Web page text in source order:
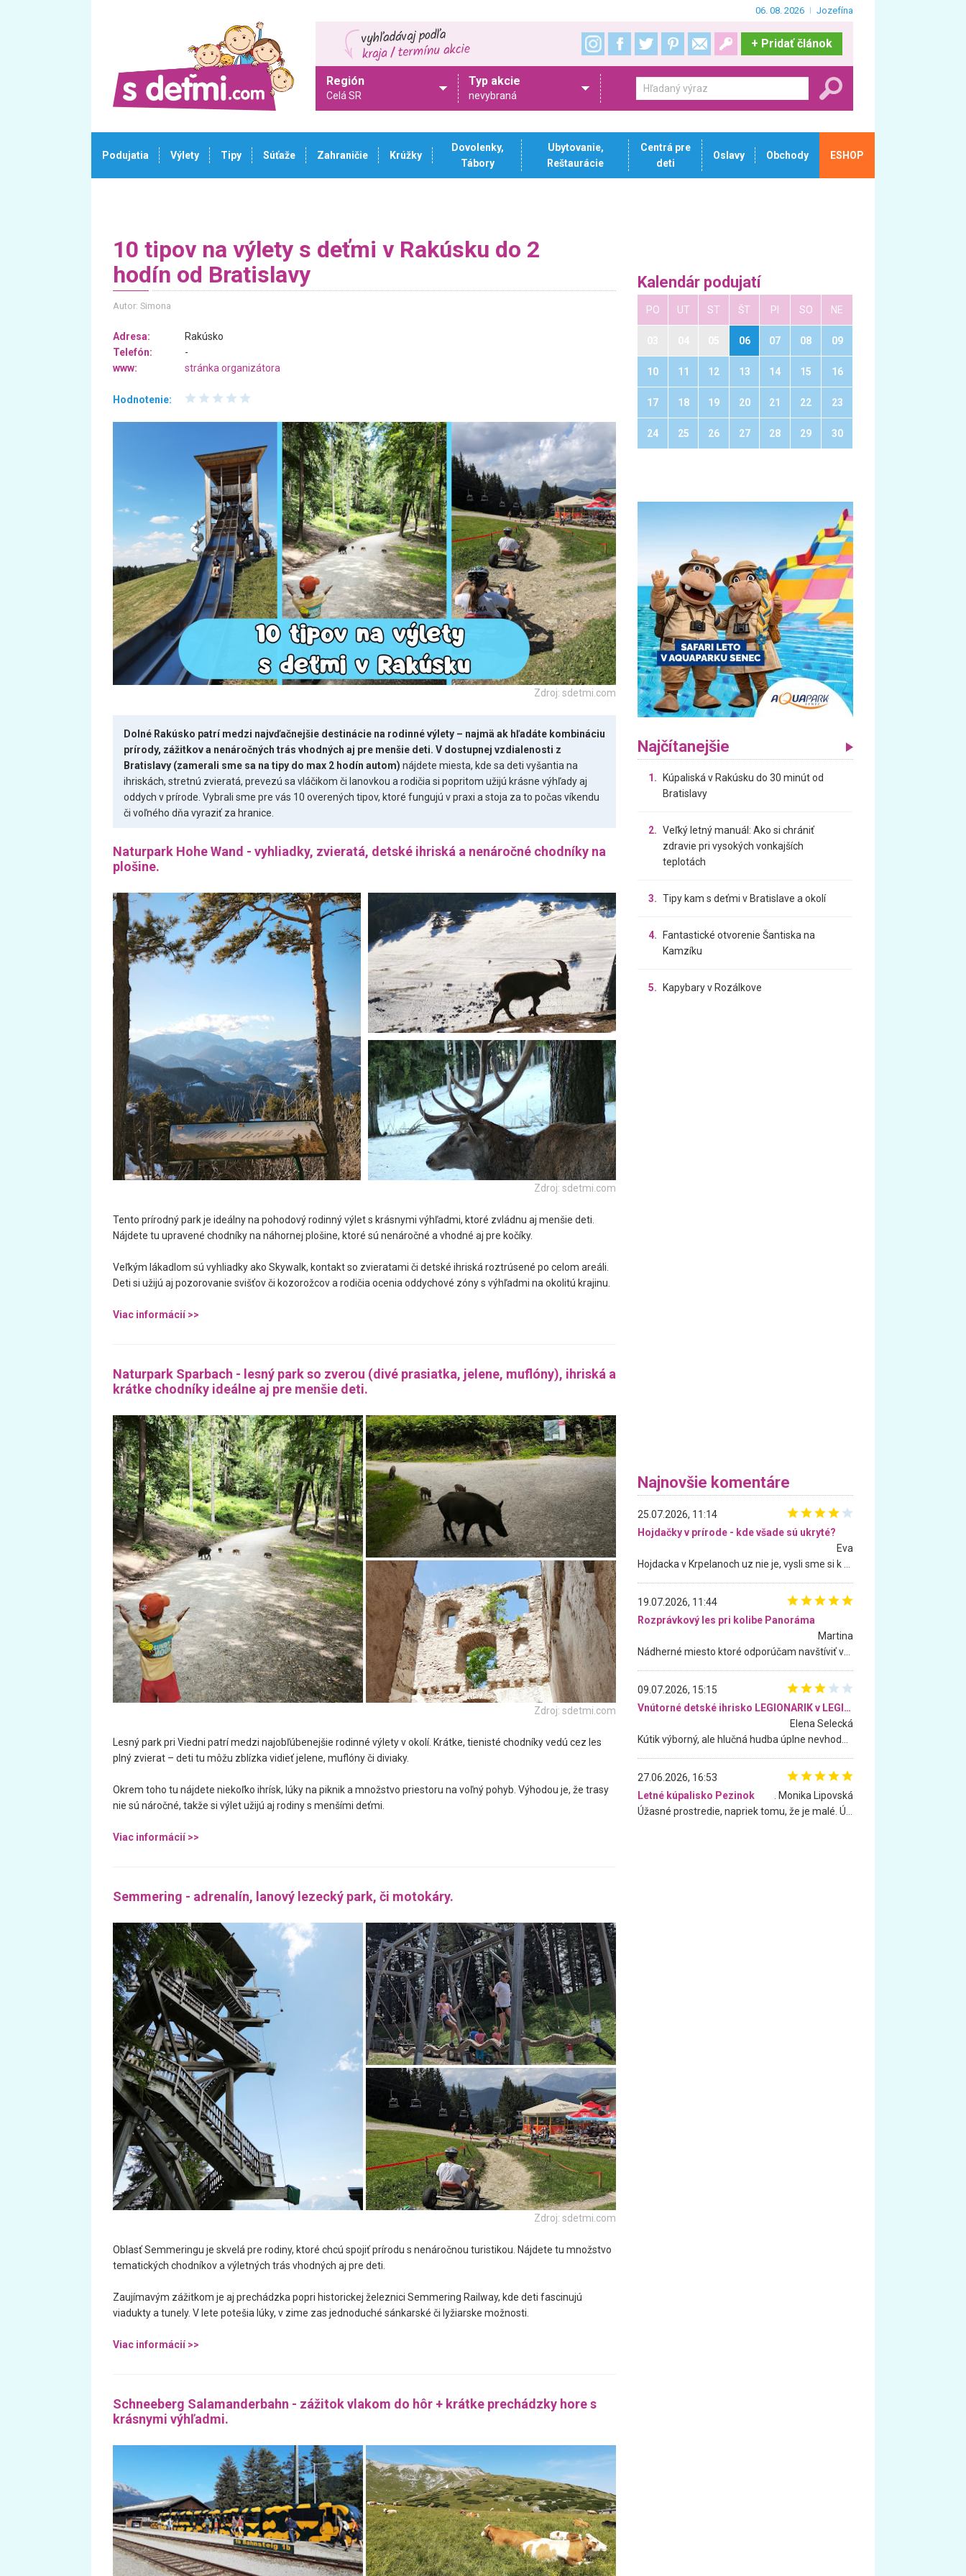
06. 08. 2026 Jozefína
+ Pridať článok
Región
Celá SR
Typ akcie
nevybraná
Podujatia Výlety Tipy Súťaže Zahraničie Krúžky
Dovolenky,
Tábory
Ubytovanie,
Reštaurácie
Centrá pre
deti
Oslavy Obchody ESHOP
10 tipov na výlety s deťmi v Rakúsku do 2
hodín od Bratislavy
Autor: Simona
Adresa:
Rakúsko
Telefón:
-
www:
stránka organizátora
Hodnotenie:
Zdroj: sdetmi.com
Dolné Rakúsko patrí medzi najvďačnejšie destinácie na rodinné výlety – najmä ak hľadáte kombináciu
prírody, zážitkov a nenáročných trás vhodných aj pre menšie deti. V dostupnej vzdialenosti z
Bratislavy (zamerali sme sa na tipy do max 2 hodín autom) nájdete miesta, kde sa deti vyšantia na
ihriskách, stretnú zvieratá, prevezú sa vláčikom či lanovkou a rodičia si popritom užijú krásne výhľady aj
oddych v prírode. Vybrali sme pre vás 10 overených tipov, ktoré fungujú v praxi a stoja za to počas víkendu
či voľného dňa vyraziť za hranice.
Naturpark Hohe Wand - vyhliadky, zvieratá, detské ihriská a nenáročné chodníky na
plošine.
Zdroj: sdetmi.com
Tento prírodný park je ideálny na pohodový rodinný výlet s krásnymi výhľadmi, ktoré zvládnu aj menšie deti.
Nájdete tu upravené chodníky na náhornej plošine, ktoré sú nenáročné a vhodné aj pre kočíky.
Veľkým lákadlom sú vyhliadky ako Skywalk, kontakt so zvieratami či detské ihriská roztrúsené po celom areáli.
Deti si užijú aj pozorovanie svišťov či kozorožcov a rodičia ocenia oddychové zóny s výhľadmi na okolitú krajinu.
Viac informácií >>
Naturpark Sparbach - lesný park so zverou (divé prasiatka, jelene, muflóny), ihriská a
krátke chodníky ideálne aj pre menšie deti.
Zdroj: sdetmi.com
Lesný park pri Viedni patrí medzi najobľúbenejšie rodinné výlety v okolí. Krátke, tienisté chodníky vedú cez les
plný zvierat – deti tu môžu zblízka vidieť jelene, muflóny či diviaky.
Okrem toho tu nájdete niekoľko ihrísk, lúky na piknik a množstvo priestoru na voľný pohyb. Výhodou je, že trasy
nie sú náročné, takže si výlet užijú aj rodiny s menšími deťmi.
Viac informácií >>
Semmering - adrenalín, lanový lezecký park, či motokáry.
Zdroj: sdetmi.com
Oblasť Semmeringu je skvelá pre rodiny, ktoré chcú spojiť prírodu s nenáročnou turistikou. Nájdete tu množstvo
tematických chodníkov a výletných trás vhodných aj pre deti.
Zaujímavým zážitkom je aj prechádzka popri historickej železnici Semmering Railway, kde deti fascinujú
viadukty a tunely. V lete potešia lúky, v zime zas jednoduché sánkarské či lyžiarske možnosti.
Viac informácií >>
Schneeberg Salamanderbahn - zážitok vlakom do hôr + krátke prechádzky hore s
krásnymi výhľadmi.
Kalendár podujatí
PO UT ST ŠT PI SO NE
06 07 08 09
10 11 12 13 14 15 16
17 18 19 20 21 22 23
24 25 26 27 28 29 30
Najčítanejšie
1.
Kúpaliská v Rakúsku do 30 minút od
Bratislavy
2. Veľký letný manuál: Ako si chrániť
zdravie pri vysokých vonkajších
teplotách
3. Tipy kam s deťmi v Bratislave a okolí
4.
Fantastické otvorenie Šantiska na
Kamzíku
5. Kapybary v Rozálkove
Najnovšie komentáre
25.07.2026, 11:14
Hojdačky v prírode - kde všade sú ukryté?
Eva
19.07.2026, 11:44
Rozprávkový les pri kolibe Panoráma
Martina
09.07.2026, 15:15
Vnútorné detské ihrisko LEGIONARIK v LEGIA Fitness
Elena Selecká
27.06.2026, 16:53
Letné kúpalisko Pezinok
. Monika Lipovská